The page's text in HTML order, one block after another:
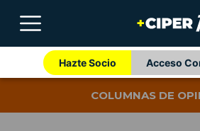
Hazte Socio Acceso
COLUMNAS DE